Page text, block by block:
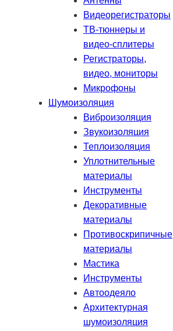
Видеорегистраторы
ТВ-тюннеры и
видео-сплитеры
Регистраторы,
видео, мониторы
Микрофоны
Шумоизоляция
Виброизоляция
Звукоизоляция
Теплоизоляция
Уплотнительные
материалы
Инструменты
Декоративные
материалы
Противоскрипичные
материалы
Мастика
Инструменты
Автоодеяло
Архитектурная
шумоизоляция